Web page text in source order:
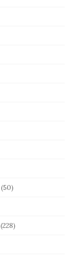
(50)
(228)